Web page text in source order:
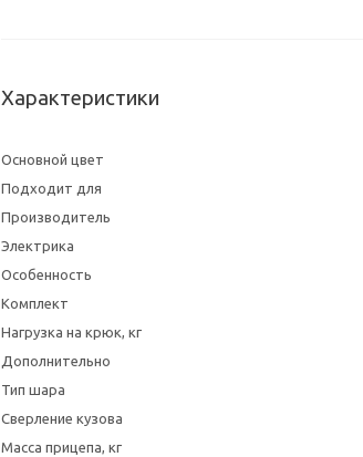
Характеристики
Основной цвет
Подходит для
Производитель
Электрика
Особенность
Комплект
Нагрузка на крюк, кг
Дополнительно
Тип шара
Сверление кузова
Масса прицепа, кг